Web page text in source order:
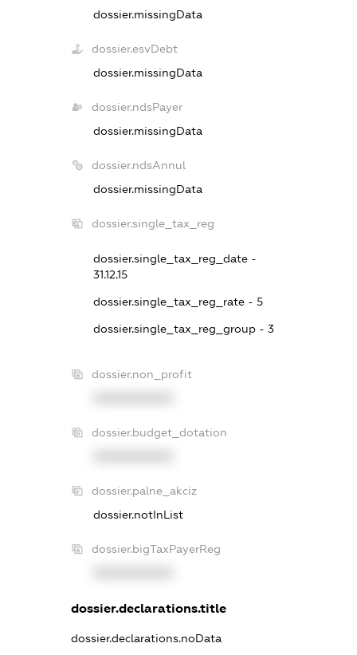
dossier.missingData
dossier.esvDebt
dossier.missingData
dossier.ndsPayer
dossier.missingData
dossier.ndsAnnul
dossier.missingData
dossier.single_tax_reg
dossier.single_tax_reg_date -
31.12.15
dossier.single_tax_reg_rate - 5
dossier.single_tax_reg_group - 3
dossier.non_profit
dossier.budget_dotation
dossier.palne_akciz
dossier.notInList
dossier.bigTaxPayerReg
dossier.declarations.title
dossier.declarations.noData